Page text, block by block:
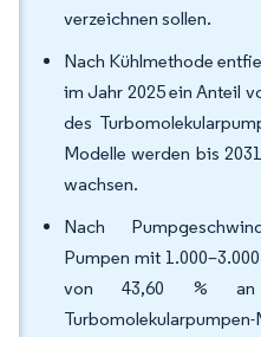
verzeichnen sollen.
Nach Kühlmethode
im Jahr 2025 ein Anteil
des
Modelle werden bis
wachsen.
Nach
Pumpen mit
von 43,60 % an